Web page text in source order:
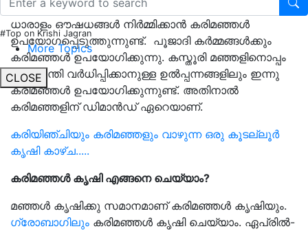
#Top on Krishi Jagran
More Topics
CLOSE
മൈഗ്രേയിൻ, പല്ലുവേദന തുടങ്ങി ആയുർവേദത്തിൽ
ധാരാളം ഔഷധങ്ങൾ നിർമ്മിക്കാൻ കരിമഞ്ഞള്‍
ഉപയോഗപ്പെടുത്തുന്നുണ്ട്. പൂജാദി കര്‍മ്മങ്ങള്‍ക്കും
കരിമഞ്ഞള്‍ ഉപയോഗിക്കുന്നു. കസ്തൂരി മഞ്ഞളിനൊപ്പം
മുഖകാന്തി വര്‍ധിപ്പിക്കാനുള്ള ഉല്‍പ്പന്നങ്ങളിലും ഇന്നു
കരിമഞ്ഞള്‍ ഉപയോഗിക്കുന്നുണ്ട്. അതിനാൽ
കരിമഞ്ഞളിന് ഡിമാൻഡ് ഏറെയാണ്.
കരിയിഞ്ചിയും കരിമഞ്ഞളും വാഴുന്ന ഒരു കൂടല്ലൂർ
കൃഷി കാഴ്ച.....
കരിമഞ്ഞൾ കൃഷി എങ്ങനെ ചെയ്യാം?
മഞ്ഞള്‍ കൃഷിക്കു സമാനമാണ് കരിമഞ്ഞള്‍ കൃഷിയും.
ഗ്രോബാഗിലും കരിമഞ്ഞള്‍ കൃഷി ചെയ്യാം. ഏപ്രില്‍-